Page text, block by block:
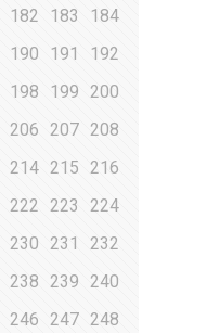
182 183
184
190 191
192
198 199 200
206 207 208
214 215 216
222 223
224
230 231
232
238 239 240
246 247 248